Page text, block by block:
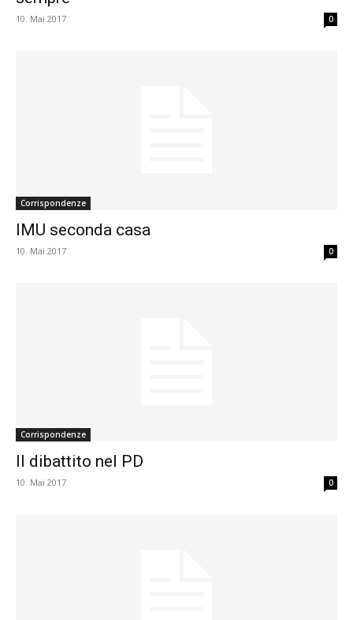
10. Mai 2017 0
Corrispondenze
IMU seconda casa
10. Mai 2017 0
Corrispondenze
Il dibattito nel PD
10. Mai 2017 0